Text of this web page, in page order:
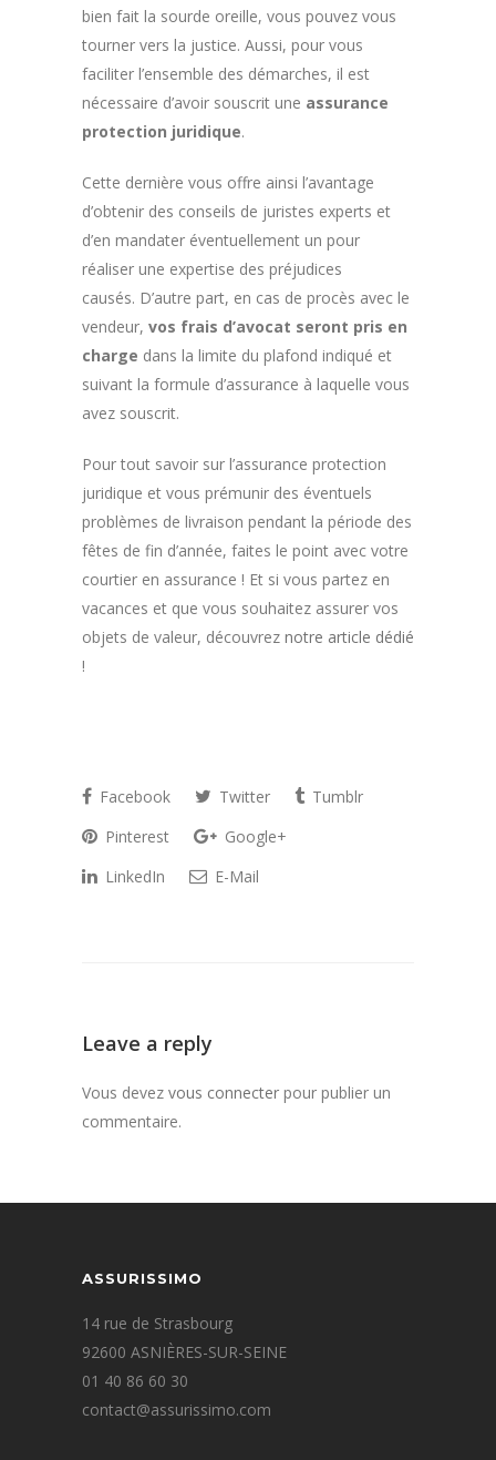
bien fait la sourde oreille, vous pouvez vous
tourner vers la justice. Aussi, pour vous
faciliter l’ensemble des démarches, il est
nécessaire d’avoir souscrit une assurance
protection juridique.
Cette dernière vous offre ainsi l’avantage
d’obtenir des conseils de juristes experts et
d’en mandater éventuellement un pour
réaliser une expertise des préjudices
causés. D’autre part, en cas de procès avec le
vendeur, vos frais d’avocat seront pris en
charge dans la limite du plafond indiqué et
suivant la formule d’assurance à laquelle vous
avez souscrit.
Pour tout savoir sur l’assurance protection
juridique et vous prémunir des éventuels
problèmes de livraison pendant la période des
fêtes de fin d’année, faites le point avec votre
courtier en assurance ! Et si vous partez en
vacances et que vous souhaitez assurer vos
objets de valeur, découvrez notre article dédié
!
Facebook Twitter
Tumblr
Pinterest
Google+
LinkedIn
E-Mail
Leave a reply
Vous devez vous connecter pour publier un
commentaire.
ASSURISSIMO
14 rue de Strasbourg
92600 ASNIÈRES-SUR-SEINE
01 40 86 60 30
contact@assurissimo.com